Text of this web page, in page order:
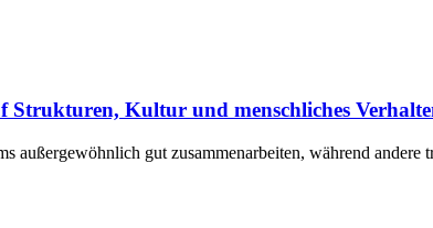
Strukturen, Kultur und menschliches
außergewöhnlich gut zusammenarbeiten, während